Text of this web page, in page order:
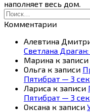
наполняет весь дом.
Search
for:
Комментарии
Алевтина
Светлана
Марина к записи
Ольга к записи
Пятибрат — 3
Лариса к записи
Пятибрат — 3
Оксана к записи